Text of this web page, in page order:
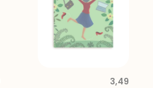
3,49